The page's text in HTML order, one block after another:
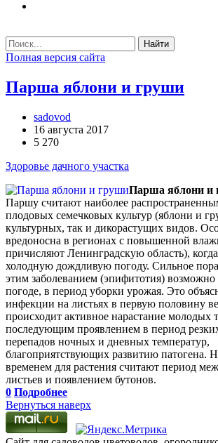
Найти
Полная версия сайта
Парша яблони и груши
sadovod
16 августа 2017
5 270
Здоровье дачного участка
Парша яблони и
Паршу считают наиболее
плодовых семечковых культур (яблони и
культурных, так и дикорастущих видов.
вредоносна в регионах с повышенной
причисляют Ленинградскую область),
холодную дождливую погоду. Сильное
этим заболеванием (эпифитотия)
погоде, в период уборки урожая. Это
инфекции на листьях в первую половину
происходит активное нарастание молодых
последующим проявлением в период
перепадов ночных и дневных температур,
благоприятствующих развитию патогена.
временем для растения считают период
листьев и появлением бутонов.
0 Подробнее
Вернуться наверх